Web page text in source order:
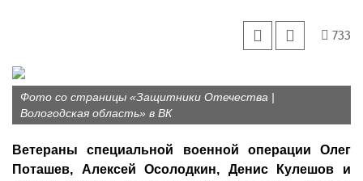
733
Фото со страницы «Защитники Отечества |
Вологодская область» в ВК
Ветераны специальной военной операции Олег
Поташев, Алексей Осолодкин, Денис Кулешов и